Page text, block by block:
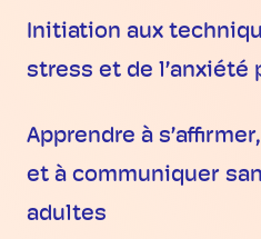
Initiation aux
stress et de l’anxiété
Apprendre à
et à communiquer
adultes